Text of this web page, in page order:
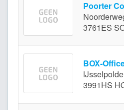
Poorter
3761ES
BOX-
3991HS